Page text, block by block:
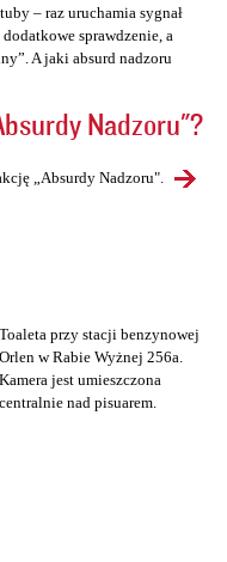
– raz uruchamia sygnał
sprawdzenie, a
A jaki absurd nadzoru
Nadzoru"?
„Absurdy Nadzoru".
Toaleta przy stacji benzynowej
Orlen w Rabie Wyżnej 256a.
Kamera jest umieszczona
centralnie nad pisuarem.